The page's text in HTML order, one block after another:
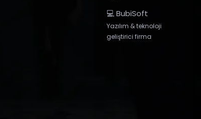
💻 BubiSoft
Yazılım & teknoloji
geliştirici firma